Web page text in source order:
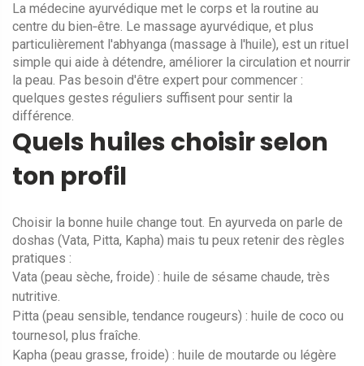
La médecine ayurvédique met le corps et la routine au
centre du bien‑être. Le massage ayurvédique, et plus
particulièrement l'abhyanga (massage à l'huile), est un rituel
simple qui aide à détendre, améliorer la circulation et nourrir
la peau. Pas besoin d'être expert pour commencer :
quelques gestes réguliers suffisent pour sentir la
différence.
Quels huiles choisir selon
ton profil
Choisir la bonne huile change tout. En ayurveda on parle de
doshas (Vata, Pitta, Kapha) mais tu peux retenir des règles
pratiques :
Vata (peau sèche, froide) : huile de sésame chaude, très
nutritive.
Pitta (peau sensible, tendance rougeurs) : huile de coco ou
tournesol, plus fraîche.
Kapha (peau grasse, froide) : huile de moutarde ou légère